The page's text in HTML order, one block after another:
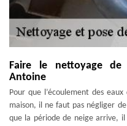
Faire le nettoyage de
Antoine
Pour que l’écoulement des
maison, il ne faut pas négliger
que la période de neige arrive,